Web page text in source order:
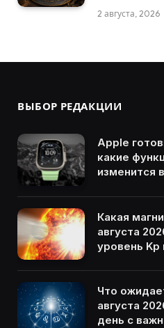
2 августа, 2026
ВЫБОР РЕДАКЦИИ
Apple
какие
изменится
Какая
августа
уровень Kp
Что
августа
день с